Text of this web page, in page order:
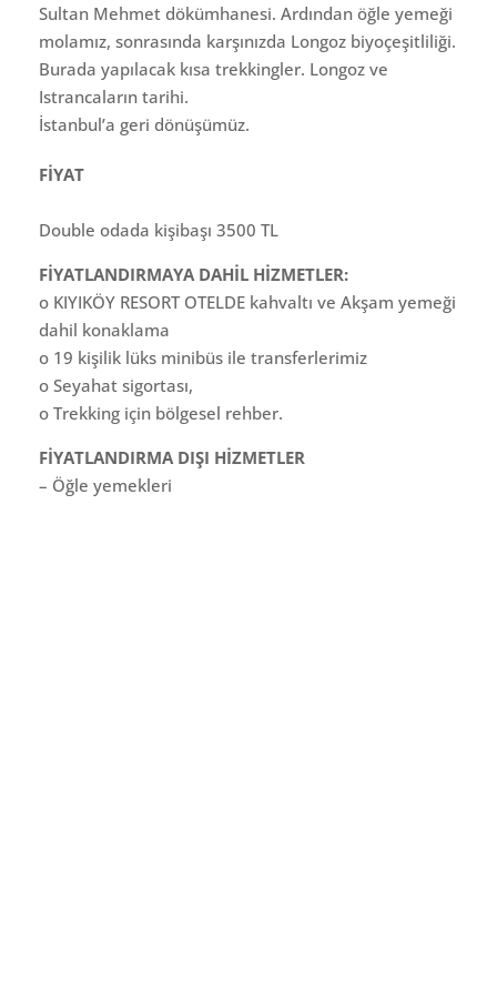
Sultan Mehmet dökümhanesi. Ardından öğle yemeği
molamız, sonrasında karşınızda Longoz biyoçeşitliliği.
Burada yapılacak kısa trekkingler. Longoz ve
Istrancaların tarihi.
İstanbul’a geri dönüşümüz.
FİYAT
Double odada kişibaşı 3500 TL
FİYATLANDIRMAYA DAHİL HİZMETLER:
o KIYIKÖY RESORT OTELDE kahvaltı ve Akşam yemeği
dahil konaklama
o 19 kişilik lüks minibüs ile transferlerimiz
o Seyahat sigortası,
o Trekking için bölgesel rehber.
FİYATLANDIRMA DIŞI HİZMETLER
– Öğle yemekleri